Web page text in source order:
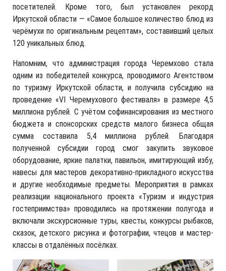
посетителей. Кроме того, был установлен рекорд
Иркутской области — «Самое большое количество блюд из
черёмухи по оригинальным рецептам», составивший целых
120 уникальных блюд.
Напомним, что администрация города Черемхово стала
одним из победителей конкурса, проводимого Агентством
по туризму Иркутской области, и получила субсидию на
проведение «VI Черемухового фестиваля» в размере 4,5
миллиона рублей. С учётом софинансирования из местного
бюджета и спонсорских средств малого бизнеса общая
сумма составила 5,4 миллиона рублей. Благодаря
полученной субсидии город смог закупить звуковое
оборудование, яркие палатки, павильон, имитирующий избу,
навесы для мастеров декоративно-прикладного искусства
и другие необходимые предметы. Мероприятия в рамках
реализации национального проекта «Туризм и индустрия
гостеприимства» проводились на протяжении полугода и
включали экскурсионные туры, квесты, конкурсы рыбаков,
сказок, детского рисунка и фотографии, чтецов и мастер-
классы в отдалённых посёлках.